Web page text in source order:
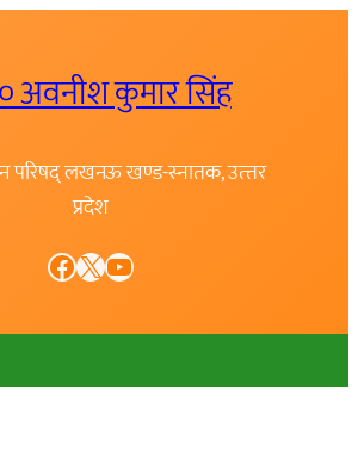
अवनीश कुमार सिंह
परिषद् लखनऊ खण्ड-स्नातक, उत्त्तर
प्रदेश
Facebook X YouTube